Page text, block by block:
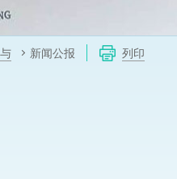
财务委员会
民事
新闻公报 列印